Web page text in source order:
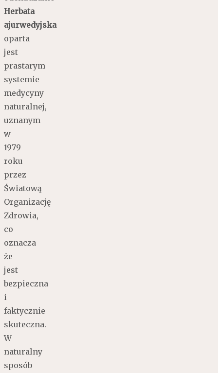
Herbata
ajurwedyjska
oparta
jest
prastarym
systemie
medycyny
naturalnej,
uznanym
w
1979
roku
przez
Światową
Organizację
Zdrowia,
co
oznacza
że
jest
bezpieczna
i
faktycznie
skuteczna.
W
naturalny
sposób